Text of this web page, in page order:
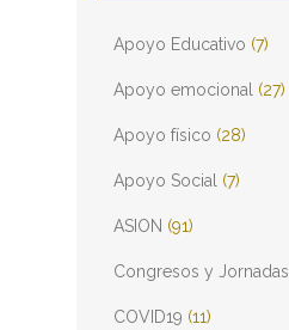
Apoyo Educativo (7)
Apoyo emocional (27)
Apoyo físico (28)
Apoyo Social (7)
ASION (91)
Congresos y Jornadas
COVID19 (11)